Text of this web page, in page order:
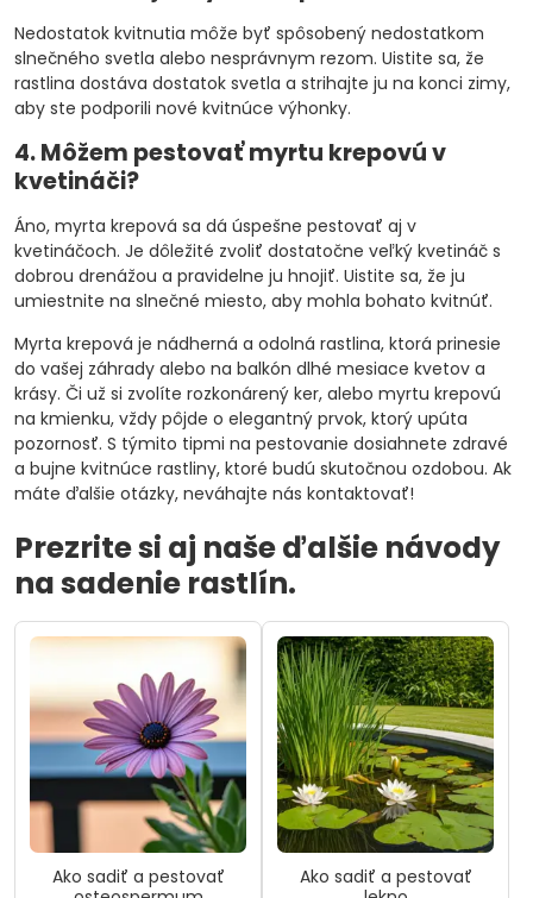
Nedostatok kvitnutia môže byť spôsobený nedostatkom
slnečného svetla alebo nesprávnym rezom. Uistite sa, že
rastlina dostáva dostatok svetla a strihajte ju na konci zimy,
aby ste podporili nové kvitnúce výhonky.
4. Môžem pestovať myrtu krepovú v
kvetináči?
Áno, myrta krepová sa dá úspešne pestovať aj v
kvetináčoch. Je dôležité zvoliť dostatočne veľký kvetináč s
dobrou drenážou a pravidelne ju hnojiť. Uistite sa, že ju
umiestnite na slnečné miesto, aby mohla bohato kvitnúť.
Myrta krepová je nádherná a odolná rastlina, ktorá prinesie
do vašej záhrady alebo na balkón dlhé mesiace kvetov a
krásy. Či už si zvolíte rozkonárený ker, alebo myrtu krepovú
na kmienku, vždy pôjde o elegantný prvok, ktorý upúta
pozornosť. S týmito tipmi na pestovanie dosiahnete zdravé
a bujne kvitnúce rastliny, ktoré budú skutočnou ozdobou. Ak
máte ďalšie otázky, neváhajte nás kontaktovať!
Prezrite si aj naše ďalšie návody
na sadenie rastlín.
Ako sadiť a pestovať
Ako sadiť a pestovať